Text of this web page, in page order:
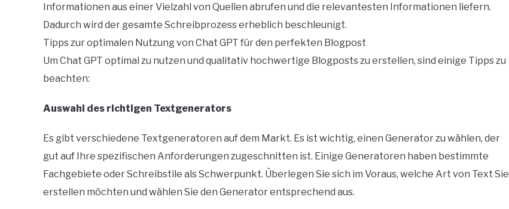
Informationen aus einer Vielzahl von Quellen abrufen und die relevantesten Informationen liefern.
Dadurch wird der gesamte Schreibprozess erheblich beschleunigt.
Tipps zur optimalen Nutzung von Chat GPT für den perfekten Blogpost
Um Chat GPT optimal zu nutzen und qualitativ hochwertige Blogposts zu erstellen, sind einige Tipps zu
beachten:
Auswahl des richtigen Textgenerators
Es gibt verschiedene Textgeneratoren auf dem Markt. Es ist wichtig, einen Generator zu wählen, der
gut auf Ihre spezifischen Anforderungen zugeschnitten ist. Einige Generatoren haben bestimmte
Fachgebiete oder Schreibstile als Schwerpunkt. Überlegen Sie sich im Voraus, welche Art von Text Sie
erstellen möchten und wählen Sie den Generator entsprechend aus.